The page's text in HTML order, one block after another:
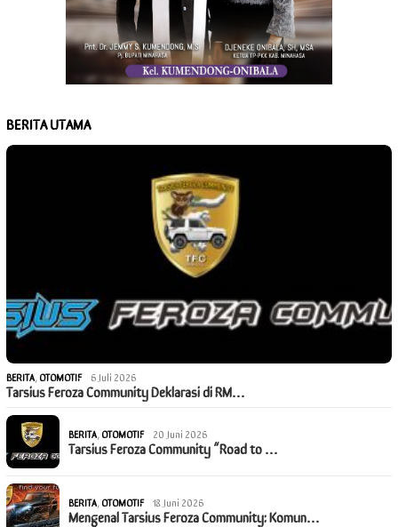
BERITA UTAMA
BERITA,OTOMOTIF 6 Juli 2026
Tarsius Feroza Community Deklarasi di RM…
BERITA,OTOMOTIF 20 Juni 2026
Tarsius Feroza Community “Road to …
BERITA,OTOMOTIF 18 Juni 2026
Mengenal Tarsius Feroza Community: Komun…